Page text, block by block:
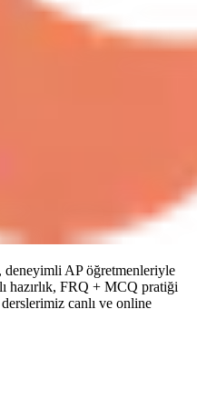
deneyimli AP öğretmenleriyle
hazırlık, FRQ + MCQ pratiği
canlı ve online